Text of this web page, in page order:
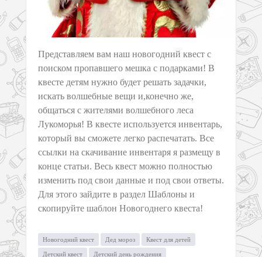
Представляем вам наш новогодний квест с
поиском пропавшего мешка с подарками! В
квесте детям нужно будет решать задачки,
искать волшебные вещи и,конечно же,
общаться с жителями волшебного леса
Лукоморья! В квесте используется инвентарь,
который вы сможете легко распечатать. Все
ссылки на скачивание инвентаря я размещу в
конце статьи. Весь квест можно полностью
изменить под свои данные и под свои ответы.
Для этого зайдите в раздел Шаблоны и
скопируйте шаблон Новогоднего квеста!
Новогодний квест Дед мороз Квест для детей
Детский квест Детский день рождения